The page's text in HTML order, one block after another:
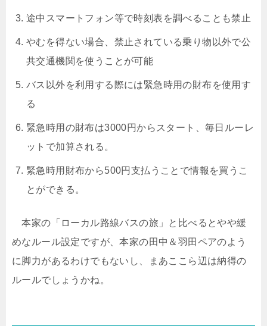
途中スマートフォン等で時刻表を調べることも禁止
やむを得ない場合、禁止されている乗り物以外で公
共交通機関を使うことが可能
バス以外を利用する際には緊急時用の財布を使用す
る
緊急時用の財布は3000円からスタート、毎日ルーレ
ットで加算される。
緊急時用財布から500円支払うことで情報を買うこ
とができる。
本家の「ローカル路線バスの旅」と比べるとやや緩
めなルール設定ですが、本家の田中＆羽田ペアのよう
に脚力があるわけでもないし、まあここら辺は納得の
ルールでしょうかね。